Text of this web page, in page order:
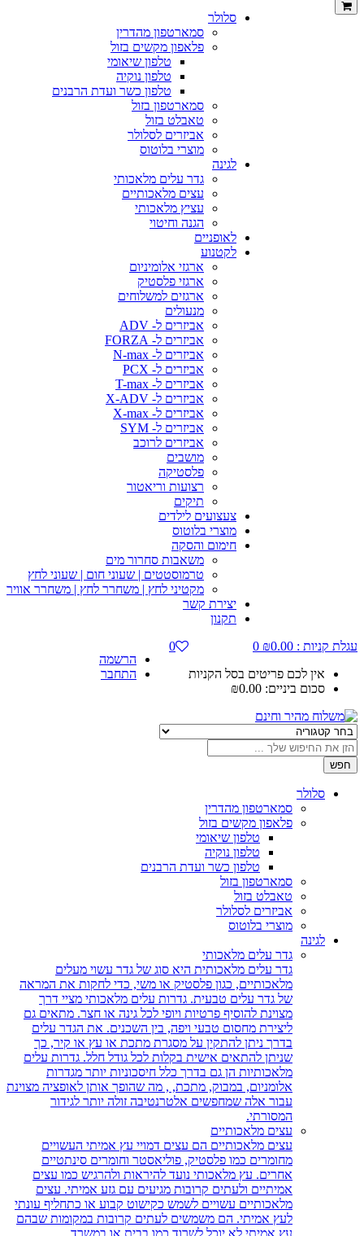
סלולר
סמארטפון מהדרין
פלאפון מקשים בזול
טלפון שיאומי
טלפון נוקיה
טלפון כשר ועדת הרבנים
סמארטפון בזול
טאבלט בזול
אביזרים לסלולר
מוצרי בלוטוס
לגינה
גדר עלים מלאכותי
עצים מלאכותיים
עציץ מלאכותי
הגנה וחיטוי
לאופניים
לקטנוע
ארגזי אלומיניום
ארגזי פלסטיק
ארגזים למשלוחים
מנעולים
אביזרים ל- ADV
אביזרים ל- FORZA
אביזרים ל- N-max
אביזרים ל- PCX
אביזרים ל- T-max
אביזרים ל- X-ADV
אביזרים ל- X-max
אביזרים ל- SYM
אביזרים לרוכב
מושבים
פלסטיקה
רצועות וריאטור
תיקים
צעצועים לילדים
מוצרי בלוטוס
חימום והסקה
משאבות סחרור מים
טרמוסטטים | שעוני חום | שעוני לחץ
מקטיני לחץ | משחרר לחץ | משחרר אוויר
יצירת קשר
תקנון
עגלת קניות :
₪0.00
0
אין לכם פריטים בסל הקניות
סכום ביניים:
₪0.00
0
הרשמה
התחבר
חפש
סלולר
סמארטפון מהדרין
פלאפון מקשים בזול
טלפון שיאומי
טלפון נוקיה
טלפון כשר ועדת הרבנים
סמארטפון בזול
טאבלט בזול
אביזרים לסלולר
מוצרי בלוטוס
לגינה
גדר עלים מלאכותי
גדר עלים מלאכותית היא סוג של גדר עשוי מעלים
מלאכותיים, כגון פלסטיק או משי, כדי לחקות את המראה
של גדר עלים טבעית. גדרות עלים מלאכותי מציי דרך
מצוינת להוסיף פרטיות ויופי לכל גינה או חצר. מתאים גם
ליצירת מחסום טבעי ויפה, בין השכנים. את הגדר עלים
בדרך ניתן להתקין על מסגרת מתכת או עץ או קיר, כך
שניתן להתאים אישית בקלות לכל גודל חלל. גדרות עלים
מלאכותיות הן גם בדרך כלל חיסכוניות יותר מגדרות
אלומניום, במבוק, מתכת, , מה שהופך אותן לאופציה מצוינת
עבור אלה שמחפשים אלטרנטיבה זולה יותר לגידור
המסורתי.
עצים מלאכותיים
עצים מלאכותיים הם עצים דמויי עץ אמיתי העשויים
מחומרים כמו פלסטיק, פוליאסטר וחומרים סינתטיים
אחרים. עץ מלאכותי נועד להיראות ולהרגיש כמו עצים
אמיתיים ולעתים קרובות מגיעים עם גזע אמיתי. עצים
מלאכותיים עשויים לשמש כקישוט קבוע או כתחליף עונתי
לעץ אמיתי. הם משמשים לעתים קרובות במקומות שבהם
עץ אמיתי לא יוכל לשרוד כמו בבית או במשרד.